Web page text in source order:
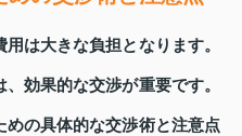
は大きな負担となります。
効果的な交渉が重要です。
めの具体的な交渉術と注意点